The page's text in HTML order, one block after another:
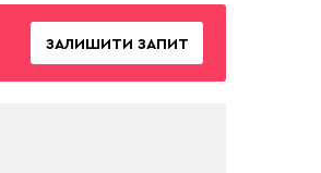
ЗАЛИШИТИ ЗАПИТ